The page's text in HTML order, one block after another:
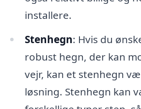
installere.
Stenhegn: Hvis du
robust hegn, der kan
vejr, kan et stenhegn
løsning. Stenhegn kan